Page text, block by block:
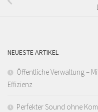
NEUESTE ARTIKEL
Öffentliche Verwaltung –
Effizienz
Perfekter Sound ohne